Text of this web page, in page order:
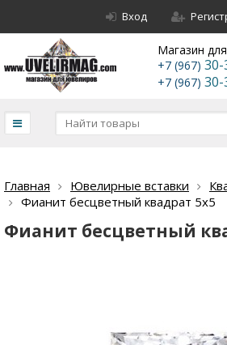
Вход
Магазин
+7 (967)
+7 (967) 30-
Главная Ювелирные вставки
Фианит бесцветный квадрат 5х5
Фианит бесцветный